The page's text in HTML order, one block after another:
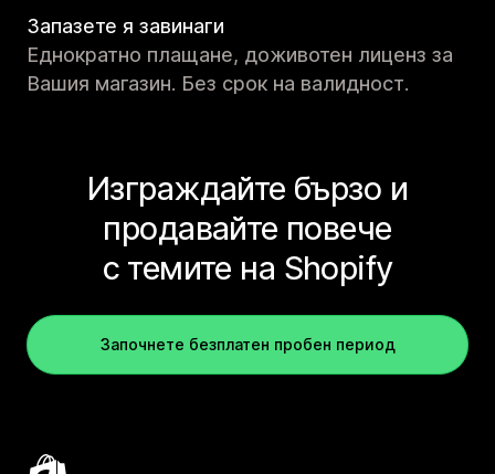
Запазете я завинаги
Еднократно плащане, доживотен лиценз за
Вашия магазин. Без срок на валидност.
Изграждайте бързо и
продавайте повече
с темите на Shopify
Започнете безплатен пробен период